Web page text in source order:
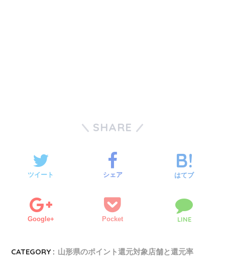
SHARE
ツイート シェア はてブ
Google+ Pocket LINE
CATEGORY : 山形県のポイント還元対象店舗と還元率